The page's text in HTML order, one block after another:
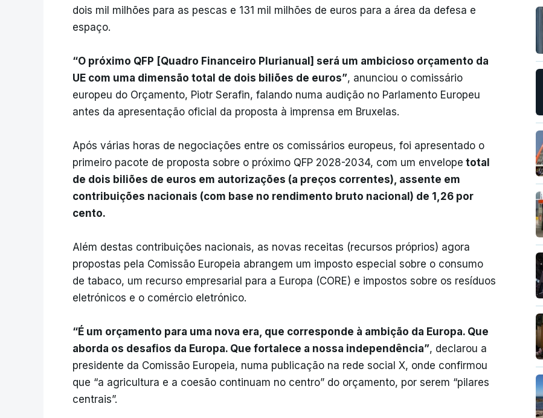
dois mil milhões para as pescas e 131 mil milhões de euros para a área da defesa e
espaço.
“O próximo QFP [Quadro Financeiro Plurianual] será um ambicioso orçamento da
UE com uma dimensão total de dois biliões de euros”, anunciou o comissário
europeu do Orçamento, Piotr Serafin, falando numa audição no Parlamento Europeu
antes da apresentação oficial da proposta à imprensa em Bruxelas.
Após várias horas de negociações entre os comissários europeus, foi apresentado o
primeiro pacote de proposta sobre o próximo QFP 2028-2034, com um envelope total
de dois biliões de euros em autorizações (a preços correntes), assente em
contribuições nacionais (com base no rendimento bruto nacional) de 1,26 por
cento.
Além destas contribuições nacionais, as novas receitas (recursos próprios) agora
propostas pela Comissão Europeia abrangem um imposto especial sobre o consumo
de tabaco, um recurso empresarial para a Europa (CORE) e impostos sobre os resíduos
eletrónicos e o comércio eletrónico.
“É um orçamento para uma nova era, que corresponde à ambição da Europa. Que
aborda os desafios da Europa. Que fortalece a nossa independência”, declarou a
presidente da Comissão Europeia, numa publicação na rede social X, onde confirmou
que “a agricultura e a coesão continuam no centro” do orçamento, por serem “pilares
centrais”.